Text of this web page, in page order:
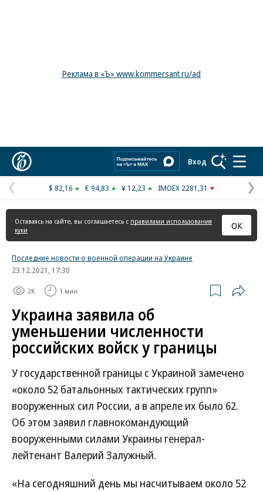
Реклама в «Ъ» www.kommersant.ru/ad
Вход
Предыдущая
страница
$ 82,16 € 94,83 ¥ 12,23 IMOEX 2281,31
Оставаясь на сайте, вы соглашаетесь с правилами использования
куки
ОК
Последние новости о военной операции на Украине
23.12.2021, 17:30
2K 1 мин.
Украина заявила об
уменьшении численности
российских войск у границы
У государственной границы с Украиной замечено
«около 52 батальонных тактических групп»
вооруженных сил России, а в апреле их было 62.
Об этом заявил главнокомандующий
вооруженными силами Украины генерал-
лейтенант Валерий Залужный.
«На сегодняшний день мы насчитываем около 52